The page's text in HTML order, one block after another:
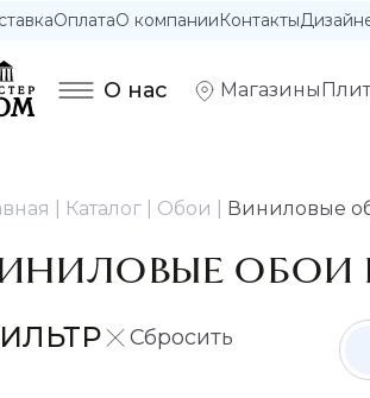
ОплатаО компанииКонтакты
О нас Магазины
Каталог Обои Виниловые
ОБОИ